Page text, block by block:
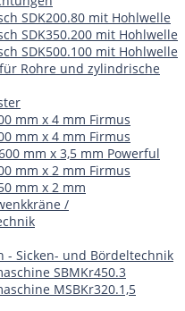
SDK200.80 mit Hohlwelle
SDK350.200 mit Hohlwelle
SDK500.100 mit Hohlwelle
Rohre und zylindrische
mm x 4 mm Firmus
mm x 4 mm Firmus
mm x 3,5 mm Powerful
mm x 2 mm Firmus
mm x 2 mm
/
- Sicken- und Bördeltechnik
SBMKr450.3
MSBKr320.1,5